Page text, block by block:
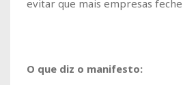
evitar que mais empresas
O que diz o manifesto: